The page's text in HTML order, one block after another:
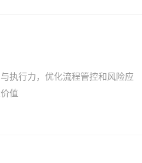
执行力，优化流程管控和风险应
值